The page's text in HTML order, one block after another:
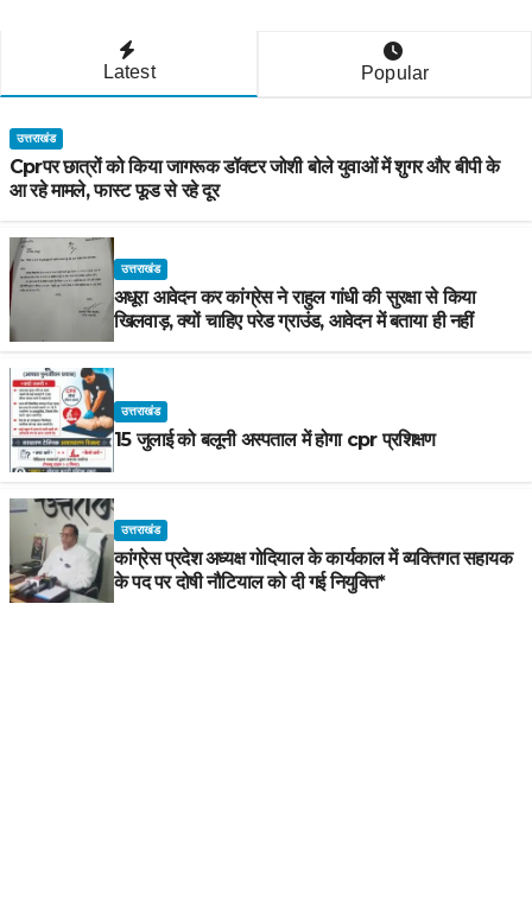
Latest Popular
उत्तराखंड
Cprपर छात्रों को किया जागरूक डॉक्टर जोशी बोले युवाओं में शुगर और बीपी के
आ रहे मामले, फास्ट फूड से रहे दूर
उत्तराखंड
अधूरा आवेदन कर कांग्रेस ने राहुल गांधी की सुरक्षा से किया
खिलवाड़, क्यों चाहिए परेड ग्राउंड, आवेदन में बताया ही नहीं
उत्तराखंड
15 जुलाई को बलूनी अस्पताल में होगा cpr प्रशिक्षण
उत्तराखंड
कांग्रेस प्रदेश अध्यक्ष गोदियाल के कार्यकाल में व्यक्तिगत सहायक
के पद पर दोषी नौटियाल को दी गई नियुक्ति*